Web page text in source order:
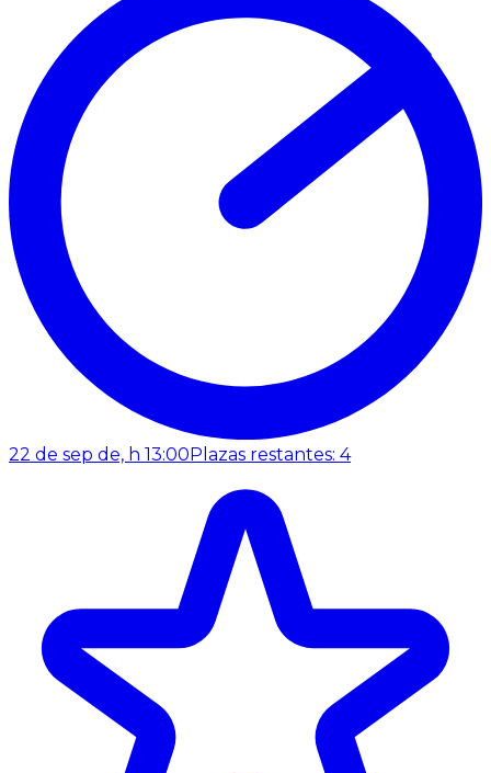
22 de sep de, h 13:00Plazas restantes: 4